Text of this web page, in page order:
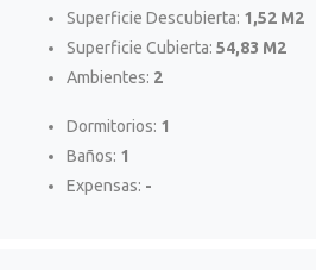
Superficie Descubierta: 1,52 M2
Superficie Cubierta: 54,83 M2
Ambientes: 2
Dormitorios: 1
Baños: 1
Expensas: -